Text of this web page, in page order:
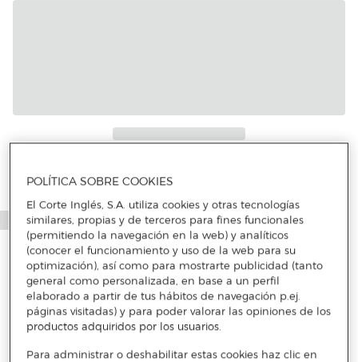
POLÍTICA SOBRE COOKIES
El Corte Inglés, S.A. utiliza cookies y otras tecnologías
similares, propias y de terceros para fines funcionales
(permitiendo la navegación en la web) y analíticos
(conocer el funcionamiento y uso de la web para su
optimización), así como para mostrarte publicidad (tanto
general como personalizada, en base a un perfil
elaborado a partir de tus hábitos de navegación p.ej.
páginas visitadas) y para poder valorar las opiniones de los
productos adquiridos por los usuarios.
Para administrar o deshabilitar estas cookies haz clic en